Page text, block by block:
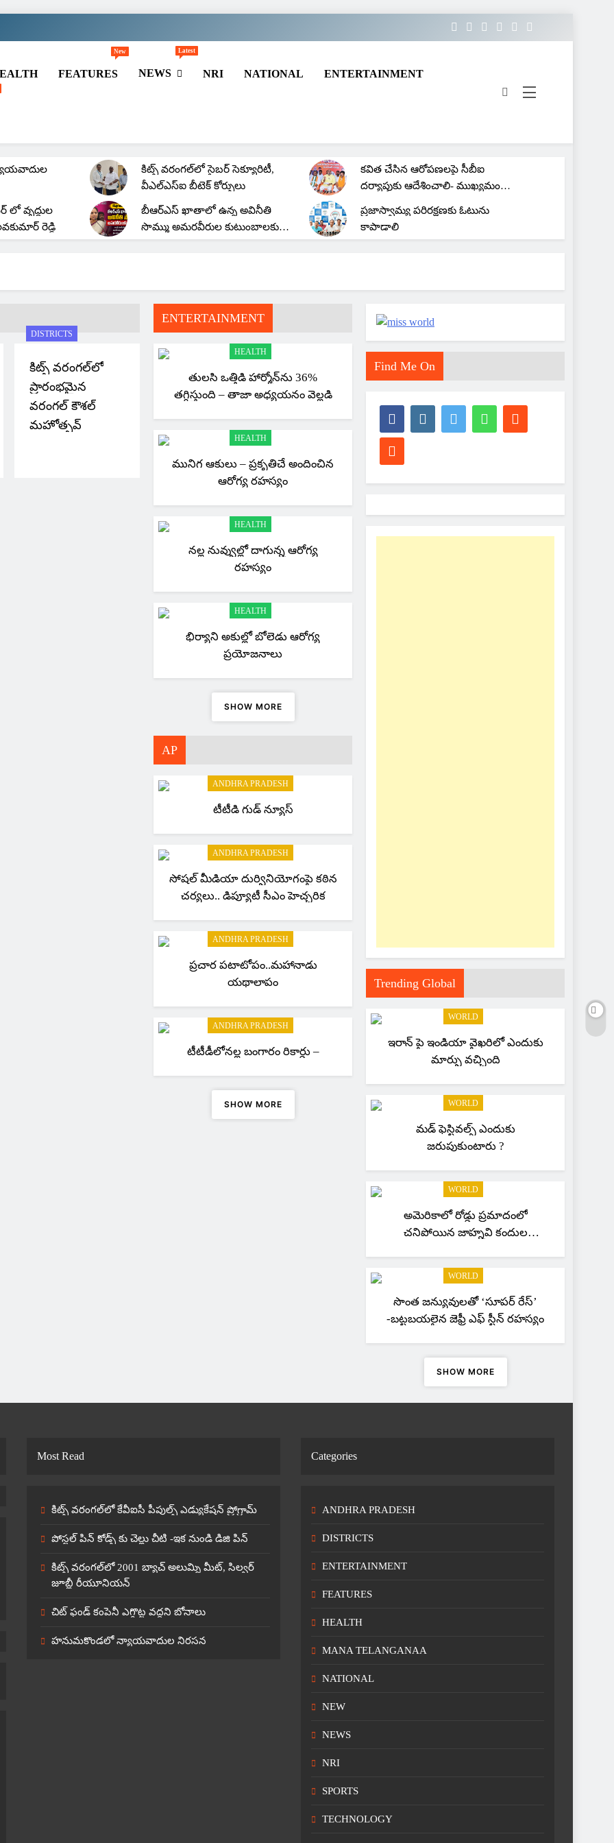
FEATURES
New
NEWS
Latest
NRI NATIONAL ENTERTAINMENT
అలుమ్ని మీట్, సిల్వర్ జూబ్లీ
బోనాలు
కిట్స్ వరంగల్‌లో సైబర్ సెక్యూరిటీ,
వీఎల్‌ఎస్‌ఐ బీటెక్ కోర్సులు
కవిత చేసిన ఆరోపణలపై సీబీఐ
దర్యాప్తుకు ఆదేశించాలి- ముఖ్యమంత్రి
ధర్మపురి
లో వృద్ధుల
రెడ్డి
బీఆర్ఎస్ ఖాతాలో ఉన్న అవినీతి
సొమ్ము అమరవీరుల కుటుంబాలకు
పంచాలి: కల్వకుంట్ల కవిత
ప్రజాస్వామ్య పరిరక్షణకు ఓటును
కాపాడాలి
ENTERTAINMENT
HEALTH
తులసి ఒత్తిడి హార్మోన్‌ను 36%
తగ్గిస్తుంది – తాజా అధ్యయనం వెల్లడి
HEALTH
మునిగ ఆకులు – ప్రకృతిచే అందించిన
ఆరోగ్య రహస్యం
HEALTH
నల్ల నువ్వుల్లో దాగున్న ఆరోగ్య
రహస్యం
HEALTH
భిర్యాని అకుల్లో బోలెడు ఆరోగ్య
ప్రయోజనాలు
SHOW MORE
AP
ANDHRA PRADESH
టీటీడి గుడ్ న్యూస్
ANDHRA PRADESH
సోషల్ మీడియా దుర్వినియోగంపై కఠిన
చర్యలు.. డిప్యూటీ సీఎం హెచ్చరిక
ANDHRA PRADESH
ప్రచార పటాటోపం..మహానాడు
యథాలాపం
ANDHRA PRADESH
టీటీడీలోనల్ల బంగారం రికార్డు –
SHOW MORE
DISTRICTS
కిట్స్ వరంగల్‌లో
ప్రారంభమైన
వరంగల్ కౌశల్
మహోత్సవ్
Find Me On
Trending Global
WORLD
ఇరాన్ పై ఇండియా వైఖరిలో ఎందుకు
మార్పు వచ్చింది
WORLD
మడ్ ఫెస్టివల్స్ ఎందుకు
జరుపుకుంటారు ?
WORLD
అమెరికాలో రోడ్డు ప్రమాదంలో
చనిపోయిన జాహ్నవి కందుల
WORLD
సొంత జన్యువులతో ‘సూపర్ రేస్’
-బట్టబయలైన జెఫ్రీ ఎఫ్ స్టీన్ రహస్యం
SHOW MORE
Most Read
కిట్స్ వరంగల్‌లో కేవీఐసీ పీపుల్స్ ఎడ్యుకేషన్ ప్రోగ్రామ్
పోస్టల్ పిన్ కోడ్స్ కు చెల్లు చీటి -ఇక నుండి డిజి పిన్
కిట్స్ వరంగల్‌లో 2001 బ్యాచ్ అలుమ్ని మీట్, సిల్వర్
జూబ్లీ రీయూనియన్
చిట్ ఫండ్ కంపెనీ ఎగ్గొట్ట వద్దని బోనాలు
హనుమకొండలో న్యాయవాదుల నిరసన
Categories
ANDHRA PRADESH
DISTRICTS
ENTERTAINMENT
FEATURES
HEALTH
MANA TELANGANAA
NATIONAL
NEW
NEWS
NRI
SPORTS
TECHNOLOGY